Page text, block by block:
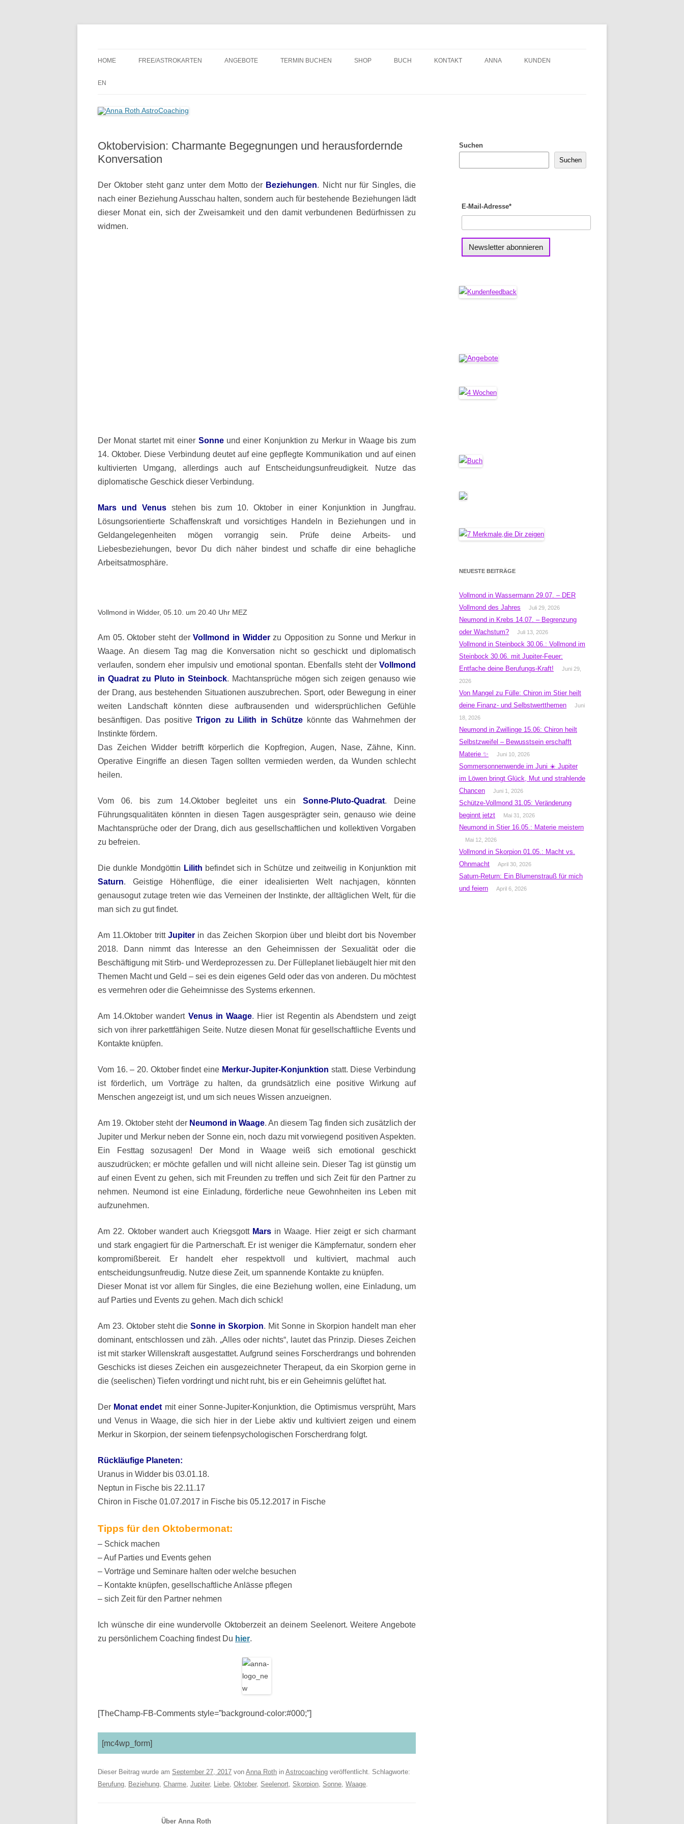
Inhalt
HOME FREE/ASTROKARTEN ANGEBOTE TERMIN BUCHEN SHOP BUCH KONTAKT ANNA KUNDEN
EN
Oktobervision: Charmante Begegnungen und herausfordernde
Konversation
Der Oktober steht ganz unter dem Motto der Beziehungen. Nicht nur für Singles, die
nach einer Beziehung Ausschau halten, sondern auch für bestehende Beziehungen lädt
dieser Monat ein, sich der Zweisamkeit und den damit verbundenen Bedürfnissen zu
widmen.
Der Monat startet mit einer Sonneund einer Konjunktion zu Merkur in Waage bis zum
14. Oktober. Diese Verbindung deutet auf eine gepflegte Kommunikation und auf einen
kultivierten Umgang, allerdings auch auf Entscheidungsunfreudigkeit. Nutze das
diplomatische Geschick dieser Verbindung.
Mars und Venus stehen bis zum 10. Oktober in einer Konjunktion in Jungfrau.
Lösungsorientierte Schaffenskraft und vorsichtiges Handeln in Beziehungen und in
Geldangelegenheiten mögen vorrangig sein. Prüfe deine Arbeits- und
Liebesbeziehungen, bevor Du dich näher bindest und schaffe dir eine behagliche
Arbeitsatmosphäre.
Vollmond in Widder, 05.10. um 20.40 Uhr MEZ
Am 05. Oktober steht derVollmond in Widderzu Opposition zu Sonne und Merkur in
Waage. An diesem Tag mag die Konversation nicht so geschickt und diplomatisch
verlaufen, sondern eher impulsiv und emotional spontan. Ebenfalls steht der Vollmond
in Quadrat zu Pluto in Steinbock. Machtansprüche mögen sich zeigen genauso wie
der Drang, aus bestehenden Situationen auszubrechen. Sport, oder Bewegung in einer
weiten Landschaft könnten diese aufbrausenden und widersprüchlichen Gefühle
besänftigen. Das positiveTrigon zu Lilith in Schütze könnte das Wahrnehmen der
Instinkte fördern.
Das Zeichen Widder betrifft körperlich die Kopfregion, Augen, Nase, Zähne, Kinn.
Operative Eingriffe an diesen Tagen sollten vermieden werden, da Wunden schlecht
heilen.
Vom 06. bis zum 14.Oktober begleitet uns einSonne-Pluto-Quadrat. Deine
Führungsqualitäten könnten in diesen Tagen ausgesprägter sein, genauso wie deine
Machtansprüche oder der Drang, dich aus gesellschaftlichen und kollektiven Vorgaben
zu befreien.
Die dunkle Mondgöttin Lilith befindet sich in Schütze und zeitweilig in Konjunktion mit
Saturn. Geistige Höhenflüge, die einer idealisierten Welt nachjagen, könnten
genausogut zutage treten wie das Verneinen der Instinkte, der alltäglichen Welt, für die
man sich zu gut findet.
Am 11.Oktober tritt Jupiterin das Zeichen Skorpion über und bleibt dort bis November
2018. Dann nimmt das Interesse an den Geheimnissen der Sexualität oder die
Beschäftigung mit Stirb- und Werdeprozessen zu. Der Fülleplanet liebäugelt hier mit den
Themen Macht und Geld – sei es dein eigenes Geld oder das von anderen. Du möchtest
es vermehren oder die Geheimnisse des Systems erkennen.
Am 14.Oktober wandert Venus in Waage. Hier ist Regentin als Abendstern und zeigt
sich von ihrer parkettfähigen Seite. Nutze diesen Monat für gesellschaftliche Events und
Kontakte knüpfen.
Vom 16. – 20. Oktober findet eine Merkur-Jupiter-Konjunktion statt. Diese Verbindung
ist förderlich, um Vorträge zu halten, da grundsätzlich eine positive Wirkung auf
Menschen angezeigt ist, und um sich neues Wissen anzueignen.
Am 19. Oktober steht der Neumond in Waage. An diesem Tag finden sich zusätzlich der
Jupiter und Merkur neben der Sonne ein, noch dazu mit vorwiegend positiven Aspekten.
Ein Festtag sozusagen! Der Mond in Waage weiß sich emotional geschickt
auszudrücken; er möchte gefallen und will nicht alleine sein. Dieser Tag ist günstig um
auf einen Event zu gehen, sich mit Freunden zu treffen und sich Zeit für den Partner zu
nehmen. Neumond ist eine Einladung, förderliche neue Gewohnheiten ins Leben mit
aufzunehmen.
Am 22. Oktober wandert auch Kriegsgott Marsin Waage. Hier zeigt er sich charmant
und stark engagiert für die Partnerschaft. Er ist weniger die Kämpfernatur, sondern eher
kompromißbereit. Er handelt eher respektvoll und kultiviert, machmal auch
entscheidungsunfreudig. Nutze diese Zeit, um spannende Kontakte zu knüpfen.
Dieser Monat ist vor allem für Singles, die eine Beziehung wollen, eine Einladung, um
auf Parties und Events zu gehen. Mach dich schick!
Am 23. Oktober steht dieSonne in Skorpion. Mit Sonne in Skorpion handelt man eher
dominant, entschlossen und zäh. „Alles oder nichts“, lautet das Prinzip. Dieses Zeichen
ist mit starker Willenskraft ausgestattet. Aufgrund seines Forscherdrangs und bohrenden
Geschicks ist dieses Zeichen ein ausgezeichneter Therapeut, da ein Skorpion gerne in
die (seelischen) Tiefen vordringt und nicht ruht, bis er ein Geheimnis gelüftet hat.
Der Monat endet mit einer Sonne-Jupiter-Konjunktion, die Optimismus versprüht, Mars
und Venus in Waage, die sich hier in der Liebe aktiv und kultiviert zeigen und einem
Merkur in Skorpion, der seinem tiefenpsychologischen Forscherdrang folgt.
Rückläufige Planeten:
Uranus in Widder bis 03.01.18.
Neptun in Fische bis 22.11.17
Chiron in Fische 01.07.2017 in Fische bis 05.12.2017 in Fische
Tipps für den Oktobermonat:
– Schick machen
– Auf Parties und Events gehen
– Vorträge und Seminare halten oder welche besuchen
– Kontakte knüpfen, gesellschaftliche Anlässe pflegen
– sich Zeit für den Partner nehmen
Ich wünsche dir eine wundervolle Oktoberzeit an deinem Seelenort. Weitere Angebote
zu persönlichem Coaching findest Du hier.
[TheChamp-FB-Comments style=”background-color:#000;”]
[mc4wp_form]
Dieser Beitrag wurde am September 27, 2017 von Anna Roth in Astrocoaching veröffentlicht. Schlagworte:
Berufung, Beziehung, Charme, Jupiter, Liebe, Oktober, Seelenort, Skorpion, Sonne, Waage.
Über Anna Roth
Suchen
Suchen
E-Mail-Adresse*
NEUESTE BEITRÄGE
Vollmond in Wassermann 29.07. – DER
Vollmond des Jahres
Juli 29, 2026
Neumond in Krebs 14.07. – Begrenzung
oder Wachstum?
Juli 13, 2026
Vollmond in Steinbock 30.06.: Vollmond im
Steinbock 30.06. mit Jupiter-Feuer:
Entfache deine Berufungs-Kraft!
Juni 29,
2026
Von Mangel zu Fülle: Chiron im Stier heilt
deine Finanz- und Selbstwertthemen
Juni
18, 2026
Neumond in Zwillinge 15.06: Chiron heilt
Selbstzweifel – Bewusstsein erschafft
Materie ✨
Juni 10, 2026
Sommersonnenwende im Juni ☀️ Jupiter
im Löwen bringt Glück, Mut und strahlende
Chancen
Juni 1, 2026
Schütze-Vollmond 31.05: Veränderung
beginnt jetzt
Mai 31, 2026
Neumond in Stier 16.05.: Materie meistern
Mai 12, 2026
Vollmond in Skorpion 01.05.: Macht vs.
Ohnmacht
April 30, 2026
Saturn-Return: Ein Blumenstrauß für mich
und feiern
April 6, 2026